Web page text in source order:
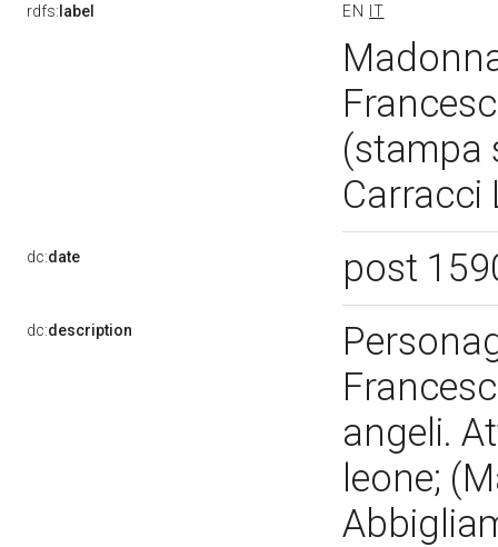
rdfs: label EN IT
(stampa
Carracci
dc:date post
dc:description
angeli.
leone;